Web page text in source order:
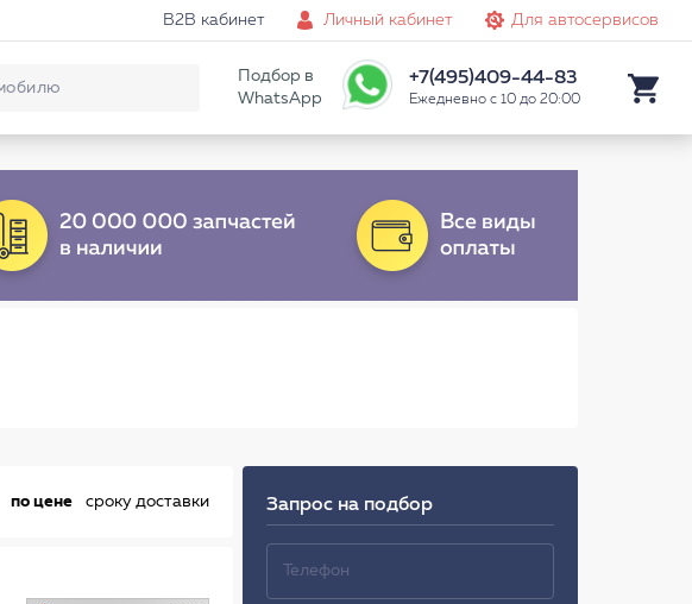
B2B кабинет Личный кабинет Для автосервисов
Подбор в
WhatsApp
+7(495)409-44-83
Ежедневно с 10 до 20:00
по цене сроку доставки Запрос на подбор